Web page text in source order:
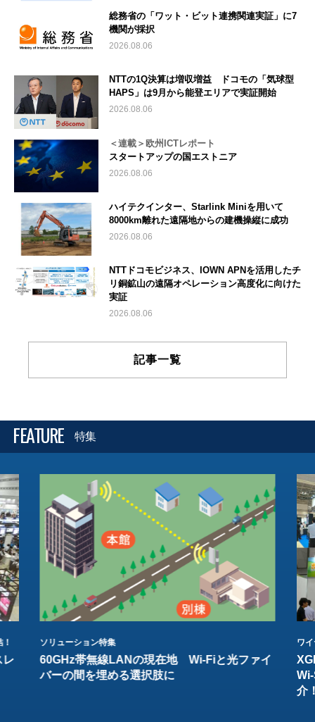
総務省の「ワット・ビット連携関連実証」に7
機関が採択
2026.08.06
NTTの1Q決算は増収増益 ドコモの「気球型
HAPS」は9月から能登エリアで実証開始
2026.08.06
＜連載＞欧州ICTレポート
スタートアップの国エストニア
2026.08.06
ハイテクインター、Starlink Miniを用いて
8000km離れた遠隔地からの建機操縦に成功
2026.08.06
NTTドコモビジネス、IOWN APNを活用したチ
リ銅鉱山の遠隔オペレーション高度化に向けた
実証
2026.08.06
記事一覧
FEATURE 特集
レ
ソリューション特集
60GHz帯無線LANの現在地 Wi-Fiと光ファイ
バーの間を埋める選択肢に
ワ
介